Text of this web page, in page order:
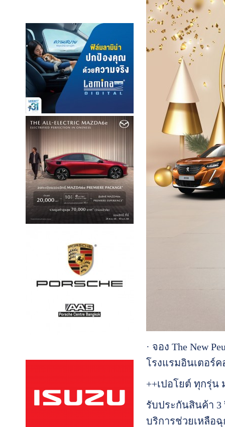
· จอง The New
โรงแรมอินเตอร์
++เปอโยต์ ทุกรุ่น
รับประกันสินค้า 3
บริการช่วยเหลือ